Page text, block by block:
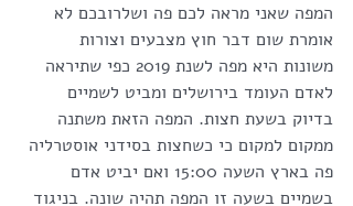
המפה שאני מראה לכם פה ושלרובכם לא
אומרת שום דבר חוץ מצבעים וצורות
משונות היא מפה לשנת 2019 כפי שתיראה
לאדם העומד בירושלים ומביט לשמיים
בדיוק בשעת חצות. המפה הזאת משתנה
ממקום למקום כי כשחצות בסידני אוסטרליה
פה בארץ השעה 15:00 ואם יביט אדם
בשמיים בשעה זו המפה תהיה שונה. בניגוד